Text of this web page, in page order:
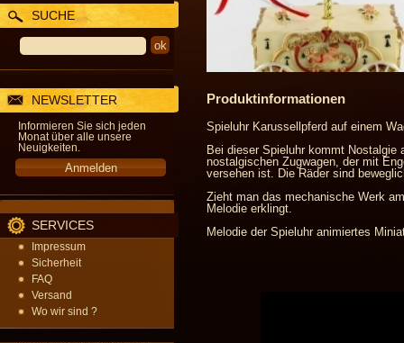
SUCHE
NEWSLETTER
Informieren Sie sich jeden
Monat über alle unsere
Neuigkeiten.
SERVICES
Impressum
Sicherheit
FAQ
Versand
Wo wir sind ?
Produktinformationen
Spieluhr Karussellpferd auf einem
Bei dieser Spieluhr kommt
nostalgischen Zugwagen, der mit
versehen ist. Die Räder sind
Zieht man das mechanische Werk
Melodie erklingt.
Melodie der Spieluhr animiertes